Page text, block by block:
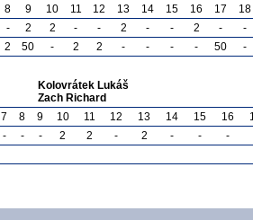
8 9 10 11 12 13 14 15 16 17
18
- 2 2 - - 2 - - 2 -
-
2 50 - 2 2 - - - - 50 -
Kolovrátek Lukáš
Zach Richard
7 8 9 10 11 12 13 14 15 16
- - - 2 2 - 2 - - -